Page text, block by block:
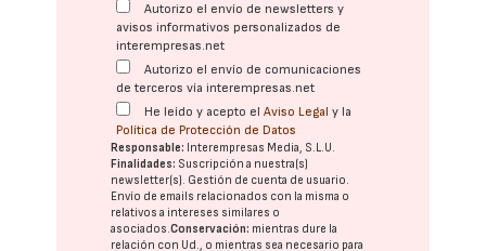
Autorizo el envío de newsletters y
avisos informativos personalizados de
interempresas.net
Autorizo el envío de comunicaciones
de terceros vía interempresas.net
He leído y acepto elAviso Legal y la
Política de Protección de Datos
Responsable: Interempresas Media, S.L.U.
Finalidades: Suscripción a nuestra(s)
newsletter(s). Gestión de cuenta de usuario.
Envío de emails relacionados con la misma o
relativos a intereses similares o
asociados.Conservación: mientras dure la
relación con Ud., o mientras sea necesario para